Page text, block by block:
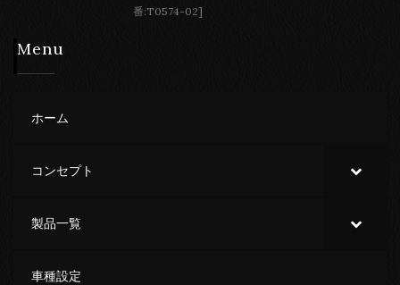
番:T0574-02]
Menu
ホーム
コンセプト
製品一覧
車種設定